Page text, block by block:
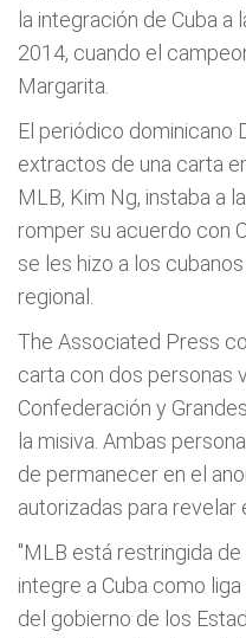
la integración de Cuba a
2014, cuando el
Margarita.
El periódico dominicano
extractos de una carta
MLB, Kim Ng, instaba a
romper su acuerdo con
se les hizo a los
regional.
The Associated Press
carta con dos personas
Confederación y
la misiva. Ambas
de permanecer en el
autorizadas para revelar
"MLB está restringida
integre a Cuba como
del gobierno de los